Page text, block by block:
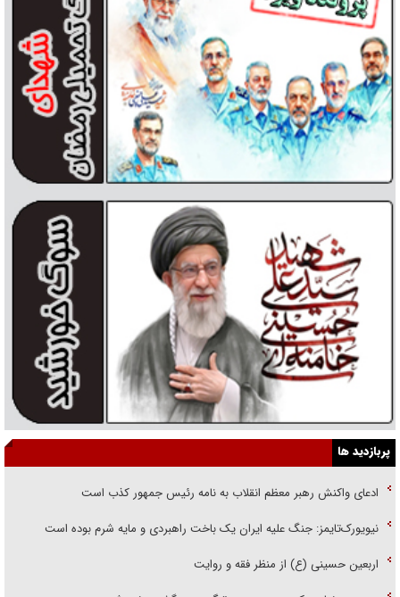
پربازدید ها
ادعای واکنش رهبر معظم انقلاب به نامه رئیس جمهور کذب است
نیویورک‌تایمز: جنگ علیه ایران یک باخت راهبردی و مایه شرم بوده است
اربعین حسینی (ع) از منظر فقه و روایت